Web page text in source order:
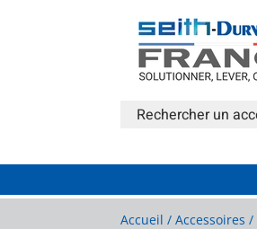
Accueil /Accessoires /